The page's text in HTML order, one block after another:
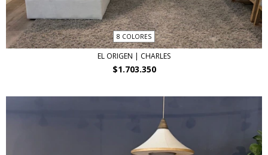
8 COLORES
EL ORIGEN | CHARLES
$1.703.350